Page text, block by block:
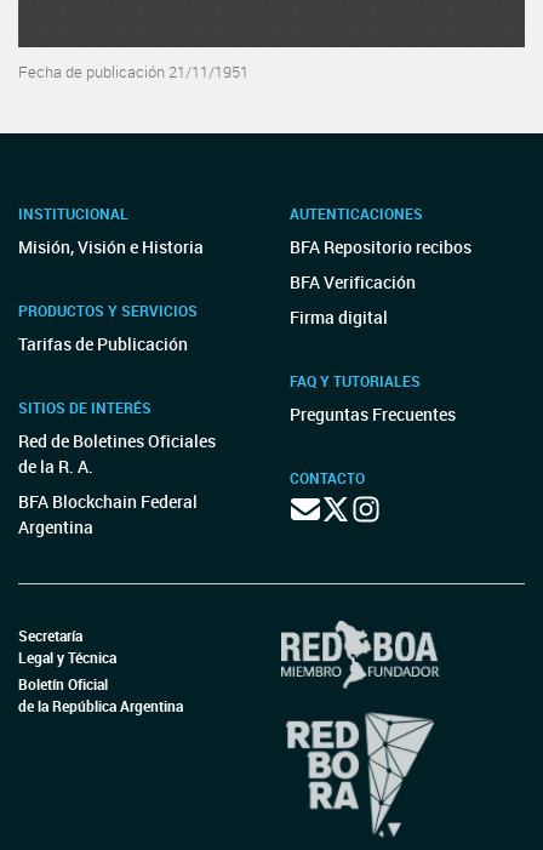
Fecha de publicación 21/11/1951
INSTITUCIONAL
Misión, Visión e Historia
PRODUCTOS Y SERVICIOS
Tarifas de Publicación
SITIOS DE INTERÉS
Red de Boletines Oficiales
de la R. A.
BFA Blockchain Federal
Argentina
AUTENTICACIONES
BFA Repositorio recibos
BFA Verificación
Firma digital
FAQ Y TUTORIALES
Preguntas Frecuentes
CONTACTO
Secretaría
Legal y Técnica
Boletín Oficial
de la República Argentina